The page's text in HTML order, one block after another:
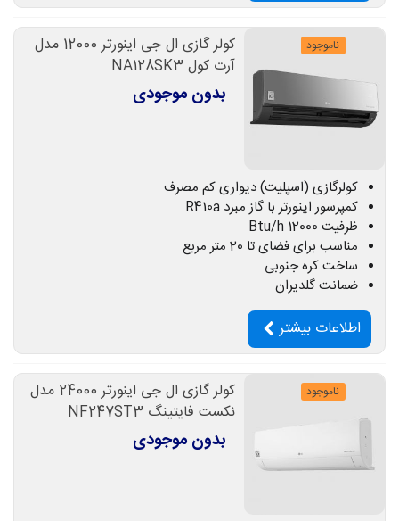
ناموجود
کولر گازی ال جی اینورتر 12000 مدل
آرت کول NA128SK3
بدون موجودی
کولرگازی (اسپلیت) دیواری کم مصرف
کمپرسور اینورتر با گاز مبرد R410a
ظرفیت 12000 Btu/h
مناسب برای فضای تا 20 متر مربع
ساخت کره جنوبی
ضمانت گلدیران
اطلاعات بیشتر
ناموجود
کولر گازی ال جی اینورتر 24000 مدل
نکست فایتینگ NF247ST3
بدون موجودی